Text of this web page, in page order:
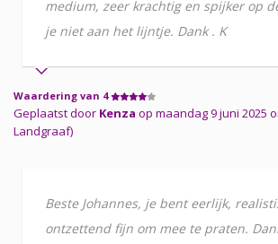
medium, zeer krachtig en spijker op
je niet aan het lijntje. Dank . K
Waardering van 4
Geplaatst door Kenza op maandag 9 juni 2025
Landgraaf)
Beste Johannes, je bent eerlijk,
ontzettend fijn om mee te praten.